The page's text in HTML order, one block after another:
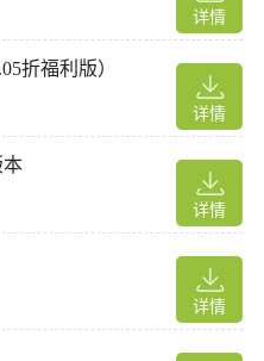
次获胜都能获取珍贵的奖
黄金、加成、特别奖励甚至高
。
详情
详情
折福利版）
详情
本
详情